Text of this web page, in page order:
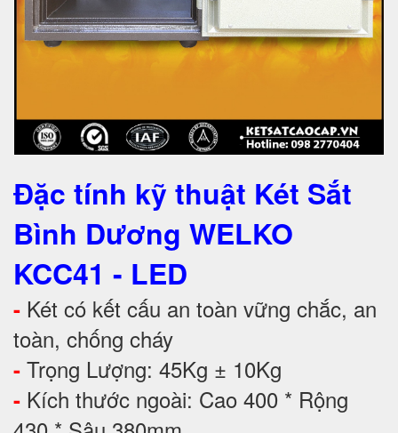
Đặc tính kỹ thuật Két Sắt
Bình Dương WELKO
KCC41 - LED
- Két có kết cấu an toàn vững chắc, an
toàn, chống cháy
- Trọng Lượng: 45Kg ± 10Kg
- Kích thước ngoài: Cao 400 * Rộng